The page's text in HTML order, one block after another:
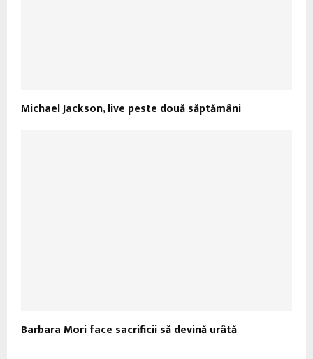
Michael Jackson, live peste două săptămâni
Barbara Mori face sacrificii să devină urâtă